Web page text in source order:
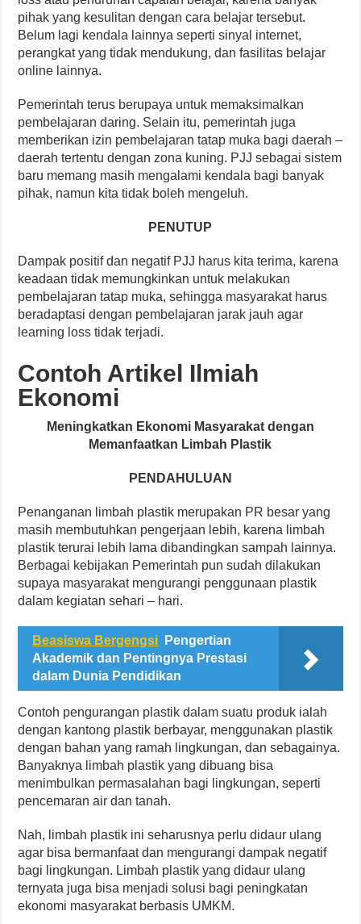
pihak yang kesulitan dengan cara belajar tersebut.
Belum lagi kendala lainnya seperti sinyal internet,
perangkat yang tidak mendukung, dan fasilitas belajar
online lainnya.
Pemerintah terus berupaya untuk memaksimalkan
pembelajaran daring. Selain itu, pemerintah juga
memberikan izin pembelajaran tatap muka bagi daerah –
daerah tertentu dengan zona kuning. PJJ sebagai sistem
baru memang masih mengalami kendala bagi banyak
pihak, namun kita tidak boleh mengeluh.
PENUTUP
Dampak positif dan negatif PJJ harus kita terima, karena
keadaan tidak memungkinkan untuk melakukan
pembelajaran tatap muka, sehingga masyarakat harus
beradaptasi dengan pembelajaran jarak jauh agar
learning loss tidak terjadi.
Contoh Artikel Ilmiah
Ekonomi
Meningkatkan Ekonomi Masyarakat dengan
Memanfaatkan Limbah Plastik
PENDAHULUAN
Penanganan limbah plastik merupakan PR besar yang
masih membutuhkan pengerjaan lebih, karena limbah
plastik terurai lebih lama dibandingkan sampah lainnya.
Berbagai kebijakan Pemerintah pun sudah dilakukan
supaya masyarakat mengurangi penggunaan plastik
dalam kegiatan sehari – hari.
Beasiswa Bergengsi
Pengertian
Akademik dan Pentingnya Prestasi
dalam Dunia Pendidikan
Contoh pengurangan plastik dalam suatu produk ialah
dengan kantong plastik berbayar, menggunakan plastik
dengan bahan yang ramah lingkungan, dan sebagainya.
Banyaknya limbah plastik yang dibuang bisa
menimbulkan permasalahan bagi lingkungan, seperti
pencemaran air dan tanah.
Nah, limbah plastik ini seharusnya perlu didaur ulang
agar bisa bermanfaat dan mengurangi dampak negatif
bagi lingkungan. Limbah plastik yang didaur ulang
ternyata juga bisa menjadi solusi bagi peningkatan
ekonomi masyarakat berbasis UMKM.